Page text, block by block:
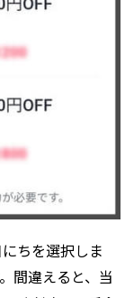
ちを選択しま
間違えると、当